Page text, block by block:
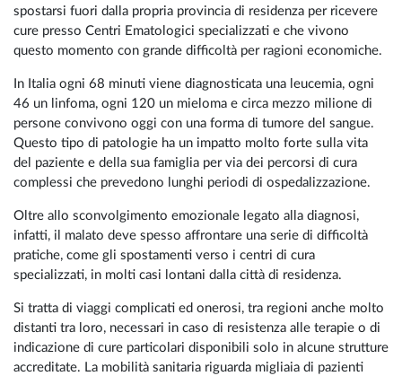
spostarsi fuori dalla propria provincia di residenza per ricevere
cure presso Centri Ematologici specializzati e che vivono
questo momento con grande difficoltà per ragioni economiche.
In Italia ogni 68 minuti viene diagnosticata una leucemia, ogni
46 un linfoma, ogni 120 un mieloma e circa mezzo milione di
persone convivono oggi con una forma di tumore del sangue.
Questo tipo di patologie ha un impatto molto forte sulla vita
del paziente e della sua famiglia per via dei percorsi di cura
complessi che prevedono lunghi periodi di ospedalizzazione.
Oltre allo sconvolgimento emozionale legato alla diagnosi,
infatti, il malato deve spesso affrontare una serie di difficoltà
pratiche, come gli spostamenti verso i centri di cura
specializzati, in molti casi lontani dalla città di residenza.
Si tratta di viaggi complicati ed onerosi, tra regioni anche molto
distanti tra loro, necessari in caso di resistenza alle terapie o di
indicazione di cure particolari disponibili solo in alcune strutture
accreditate. La mobilità sanitaria riguarda migliaia di pazienti